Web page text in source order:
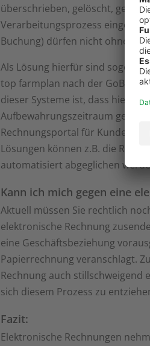
überschrieben, gelöscht,
Verarbeitungsprozess
Buchung) dürfen nicht ohne
Als Lösung hierfür sind
top farmplan nach der GoBD-
dieser Systeme ist, dass hiermit
Aufbewahrungszeitraum
Rechnungsportal für Kunden
Lösungen können z.B. die
automatisiert abgeglichen
Kann ich mich gegen eine
Aktuell müssen Sie rechtlich
elektronische Rechnung
eine Geschäftsbeziehung
Papierrechnung veranschlagt.
Rechnung auch stillschweigend
sich diesem Prozess zu
Fazit:
Elektronische Rechnungen